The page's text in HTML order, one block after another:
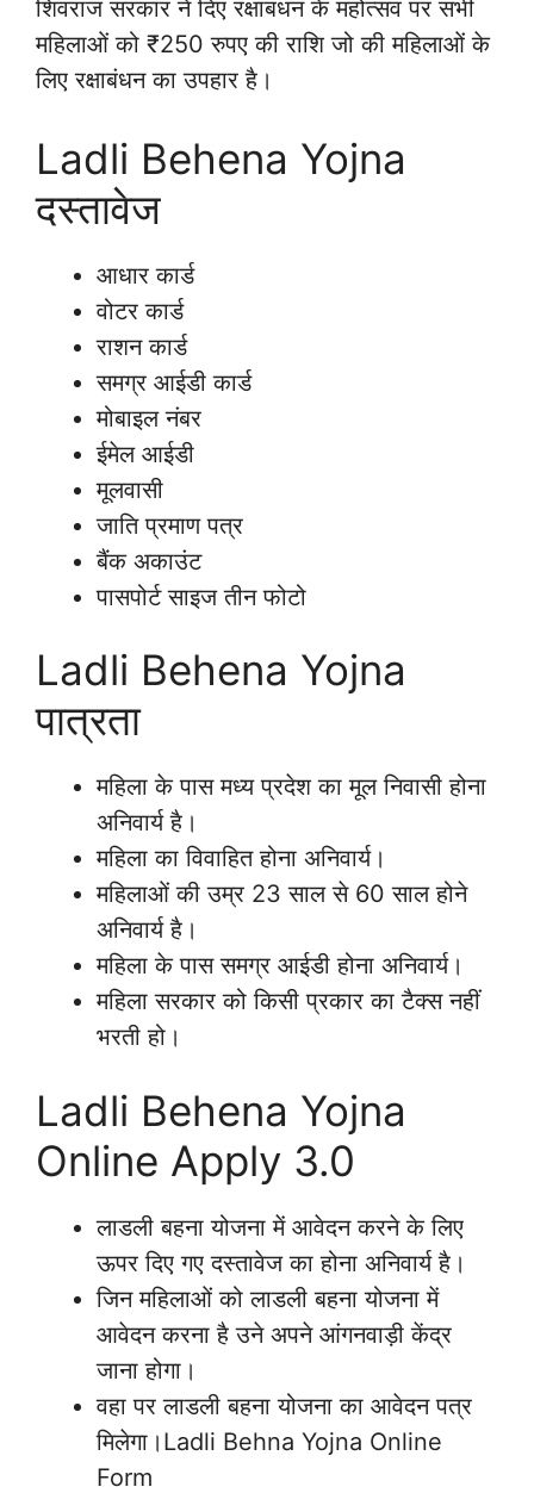
शिवराज सरकार ने दिए रक्षाबंधन के महोत्सव पर सभी
महिलाओं को ₹250 रुपए की राशि जो की महिलाओं के
लिए रक्षाबंधन का उपहार है।
Ladli Behena Yojna
दस्तावेज
आधार कार्ड
वोटर कार्ड
राशन कार्ड
समग्र आईडी कार्ड
मोबाइल नंबर
ईमेल आईडी
मूलवासी
जाति प्रमाण पत्र
बैंक अकाउंट
पासपोर्ट साइज तीन फोटो
Ladli Behena Yojna
पात्रता
महिला के पास मध्य प्रदेश का मूल निवासी होना
अनिवार्य है।
महिला का विवाहित होना अनिवार्य।
महिलाओं की उम्र 23 साल से 60 साल होने
अनिवार्य है।
महिला के पास समग्र आईडी होना अनिवार्य।
महिला सरकार को किसी प्रकार का टैक्स नहीं
भरती हो।
Ladli Behena Yojna
Online Apply 3.0
लाडली बहना योजना में आवेदन करने के लिए
ऊपर दिए गए दस्तावेज का होना अनिवार्य है।
जिन महिलाओं को लाडली बहना योजना में
आवेदन करना है उने अपने आंगनवाड़ी केंद्र
जाना होगा।
वहा पर लाडली बहना योजना का आवेदन पत्र
मिलेगा।Ladli Behna Yojna Online
Form